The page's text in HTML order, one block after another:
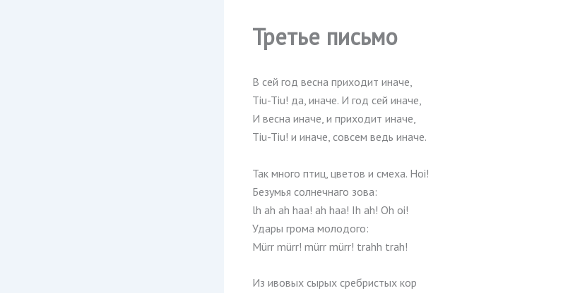
Третье письмо
В сей год весна приходит иначе,
Tiu-Tiu! да, иначе. И год сей иначе,
И весна иначе, и приходит иначе,
Tiu-Tiu! и иначе, совсем ведь иначе.
Так много птиц, цветов и смеха. Hoi!
Безумья солнечнаго зова:
lh ah ah haa! ah haa! Ih ah! Oh oi!
Удары грома молодого:
Mürr mürr! mürr mürr! trahh trah!
Из ивовых сырых сребристых кор